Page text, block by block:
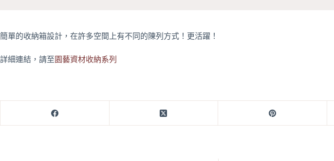
簡單的收納箱設計，在許多空間上有不同的陳列方式！更活躍！
詳細連結，請至 園藝資材收納系列